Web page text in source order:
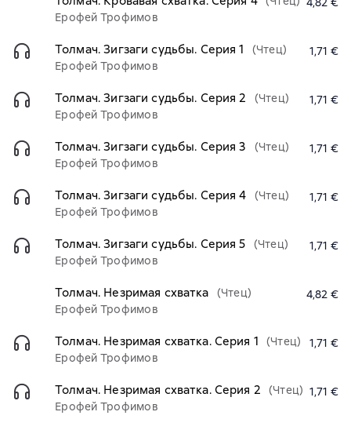
Ерофей Трофимов
Толмач. Зигзаги судьбы. Серия 1
(Чтец)
Ерофей Трофимов
1,71 €
Толмач. Зигзаги судьбы. Серия 2
(Чтец)
Ерофей Трофимов
1,71 €
Толмач. Зигзаги судьбы. Серия 3
(Чтец)
Ерофей Трофимов
1,71 €
Толмач. Зигзаги судьбы. Серия 4
(Чтец)
Ерофей Трофимов
1,71 €
Толмач. Зигзаги судьбы. Серия 5
(Чтец)
Ерофей Трофимов
1,71 €
Толмач. Незримая схватка
(Чтец)
Ерофей Трофимов
4,82 €
Толмач. Незримая схватка. Серия 1
(Чтец)
Ерофей Трофимов
1,71 €
Толмач. Незримая схватка. Серия 2
(Чтец)
Ерофей Трофимов
1,71 €